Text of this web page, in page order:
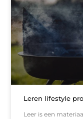
Leren lifestyle
Leer is een